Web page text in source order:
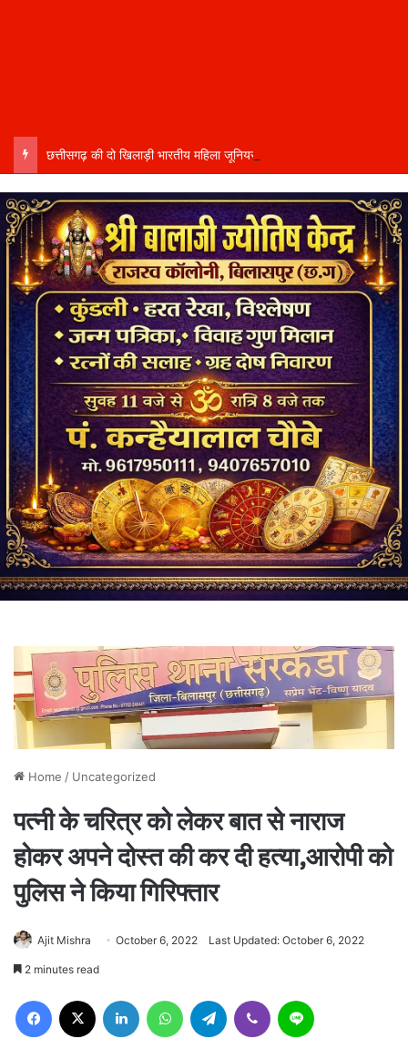
Home / Uncategorized
पत्नी के चरित्र को लेकर बात से नाराज
होकर अपने दोस्त की कर दी हत्या,आरोपी को
पुलिस ने किया गिरिफ्तार
Ajit Mishra October 6, 2022 Last Updated: October 6, 2022
2 minutes read
Facebook LinkedIn WhatsAppTelegram Viber